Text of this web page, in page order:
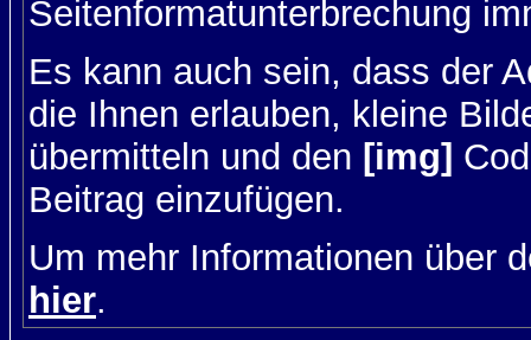
Seitenformatunterbrechung
Es kann auch sein, dass der
die Ihnen erlauben, kleine
übermitteln und den [img]
Beitrag einzufügen.
Um mehr Informationen über
hier.